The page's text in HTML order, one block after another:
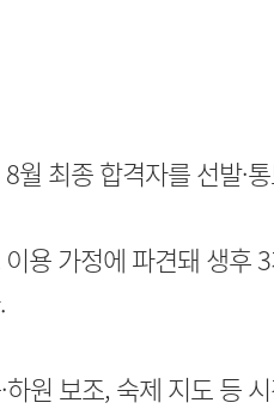
월 최종 합격자를 선발·
용 가정에 파견돼 생후
원 보조, 숙제 지도 등